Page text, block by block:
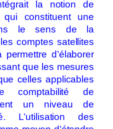
la notion de
constituent une
le sens de la
comptes satellites
d’élaborer
que les mesures
celles applicables
comptabilité de
un niveau de
L’utilisation des